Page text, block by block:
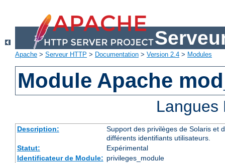
Apache > Serveur HTTP > Documentation > Version 2.4 > Modules
Module Apache
Description:
Support des privilèges de Solaris et
différents identifiants utilisateurs.
Statut:
Expérimental
Identificateur de Module: privileges_module